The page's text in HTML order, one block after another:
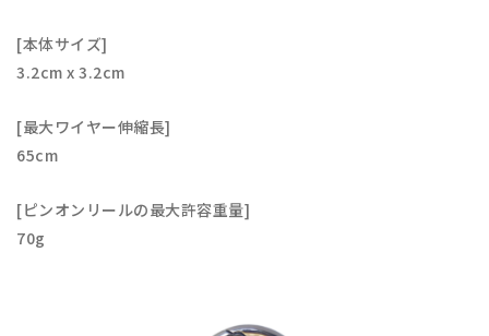
[本体サイズ]
3.2cm x 3.2cm
[最大ワイヤー伸縮長]
65cm
[ピンオンリールの最大許容重量]
70g